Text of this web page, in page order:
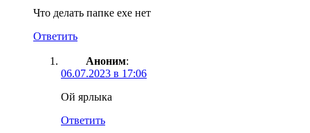
Что делать папке exe нет
Ответить
Аноним:
06.07.2023 в 17:06
Ой ярлыка
Ответить